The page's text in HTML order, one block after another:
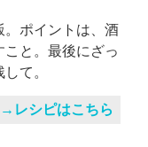
。ポイントは、酒
と。最後にざっ
て。
→レシピはこちら